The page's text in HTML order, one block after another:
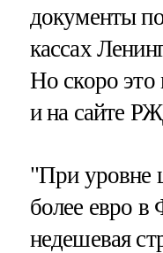
документы
кассах
Но скоро это
и на сайте
"При уровне
более евро в
недешевая